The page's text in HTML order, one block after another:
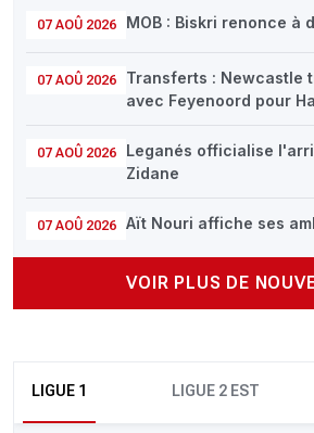
07 AOÛ 2026 MOB : Biskri renonce à
07 AOÛ 2026
Transferts : Newcastle
avec Feyenoord pour
07 AOÛ 2026
Leganés officialise
Zidane
07 AOÛ 2026 Aït Nouri affiche ses
VOIR PLUS DE
LIGUE 1 LIGUE 2 EST